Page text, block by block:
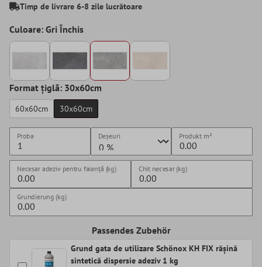
Timp de livrare 6-8 zile lucrătoare
Culoare: Gri Închis
Format țiglă: 30x60cm
60x60cm 30x60cm
Proba Deșeuri Produkt m²
Necesar adeziv pentru faianță (kg) Chit necesar (kg)
Grundierung (kg)
Passendes Zubehör
Grund gata de utilizare Schönox KH FIX rășină
sintetică dispersie adeziv 1 kg